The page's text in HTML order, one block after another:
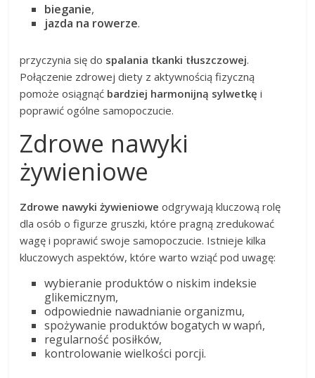
bieganie,
jazda na rowerze.
przyczynia się do spalania tkanki tłuszczowej.
Połączenie zdrowej diety z aktywnością fizyczną
pomoże osiągnąć bardziej harmonijną sylwetkę i
poprawić ogólne samopoczucie.
Zdrowe nawyki
żywieniowe
Zdrowe nawyki żywieniowe odgrywają kluczową rolę
dla osób o figurze gruszki, które pragną zredukować
wagę i poprawić swoje samopoczucie. Istnieje kilka
kluczowych aspektów, które warto wziąć pod uwagę:
wybieranie produktów o niskim indeksie
glikemicznym,
odpowiednie nawadnianie organizmu,
spożywanie produktów bogatych w wapń,
regularność posiłków,
kontrolowanie wielkości porcji.